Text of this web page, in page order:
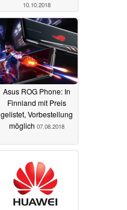
10.10.2018
Asus ROG Phone: In
Finnland mit Preis
gelistet, Vorbestellung
möglich 07.08.2018